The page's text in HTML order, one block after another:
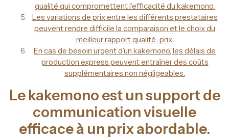
qualité qui compromettent l’efficacité du kakemono.
Les variations de prix entre les différents prestataires
peuvent rendre difficile la comparaison et le choix du
meilleur rapport qualité-prix.
En cas de besoin urgent d’un kakemono, les délais de
production express peuvent entraîner des coûts
supplémentaires non négligeables.
Le kakemono est un support de
communication visuelle
efficace à un prix abordable.